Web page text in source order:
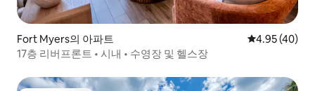
Fort Myers의 아파트 평점 4.95점(5
4.95 (40)
17층 리버프론트 • 시내 • 수영장 및 헬스장